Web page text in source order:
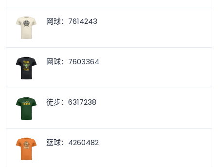
网球：7614243
网球：7603364
徒步：6317238
篮球：4260482